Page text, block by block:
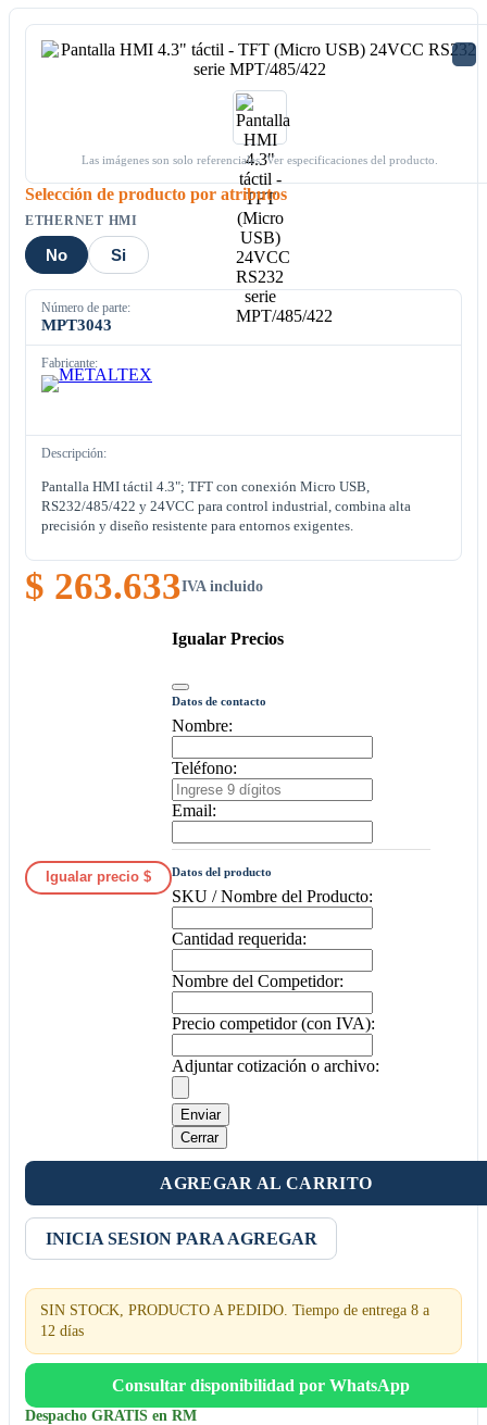
Las imágenes son solo referenciales. Ver especificaciones del producto.
Selección de producto por atributos
ETHERNET HMI
No Si
Número de parte:
MPT3043
Fabricante:
Descripción:
Pantalla HMI táctil 4.3"; TFT con conexión Micro USB,
RS232/485/422 y 24VCC para control industrial, combina alta
precisión y diseño resistente para entornos exigentes.
$ 263.633IVA incluido
Igualar precio $
Igualar Precios
Datos de contacto
Nombre:
Teléfono:
Email:
Datos del producto
SKU / Nombre del Producto:
Cantidad requerida:
Nombre del Competidor:
Precio competidor (con IVA):
Adjuntar cotización o archivo:
Enviar
Cerrar
AGREGAR AL CARRITO
INICIA SESION PARA AGREGAR
SIN STOCK, PRODUCTO A PEDIDO. Tiempo de entrega 8 a
12 días
Consultar disponibilidad por WhatsApp
Despacho GRATIS en RM